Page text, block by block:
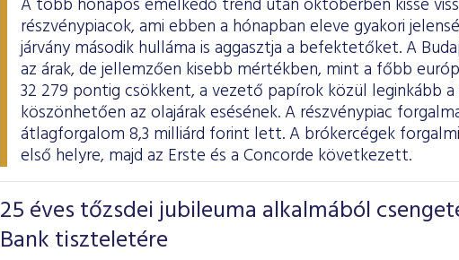
A több hónapos emelkedő trend után októberben kissé
részvénypiacok, ami ebben a hónapban eleve gyakori
járvány második hulláma is aggasztja a befektetőket. A
az árak, de jellemzően kisebb mértékben, mint a főbb
32 279 pontig csökkent, a vezető papírok közül leginkább
köszönhetően az olajárak esésének. A részvénypiac
átlagforgalom 8,3 milliárd forint lett. A brókercégek
első helyre, majd az Erste és a Concorde következett.
25 éves tőzsdei jubileuma alkalmából
Bank tiszteletére